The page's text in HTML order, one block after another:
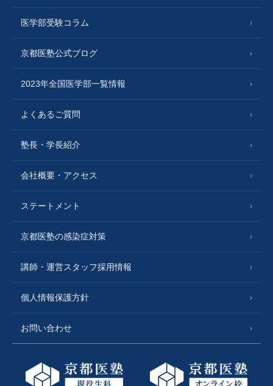
医学部受験コラム
京都医塾公式ブログ
2023年全国医学部一覧情報
よくあるご質問
塾長・学長紹介
会社概要・アクセス
ステートメント
京都医塾の感染症対策
講師・運営スタッフ採用情報
個人情報保護方針
お問い合わせ